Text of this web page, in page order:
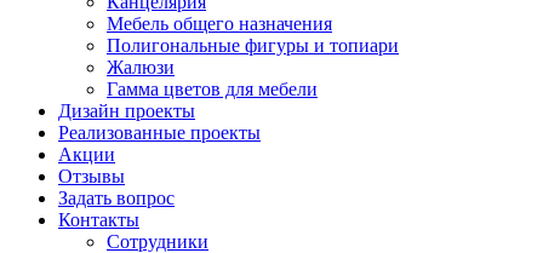
Мебель общего назначения
Полигональные фигуры и топиари
Жалюзи
Гамма цветов для мебели
Дизайн проекты
Реализованные проекты
Акции
Отзывы
Задать вопрос
Контакты
Сотрудники